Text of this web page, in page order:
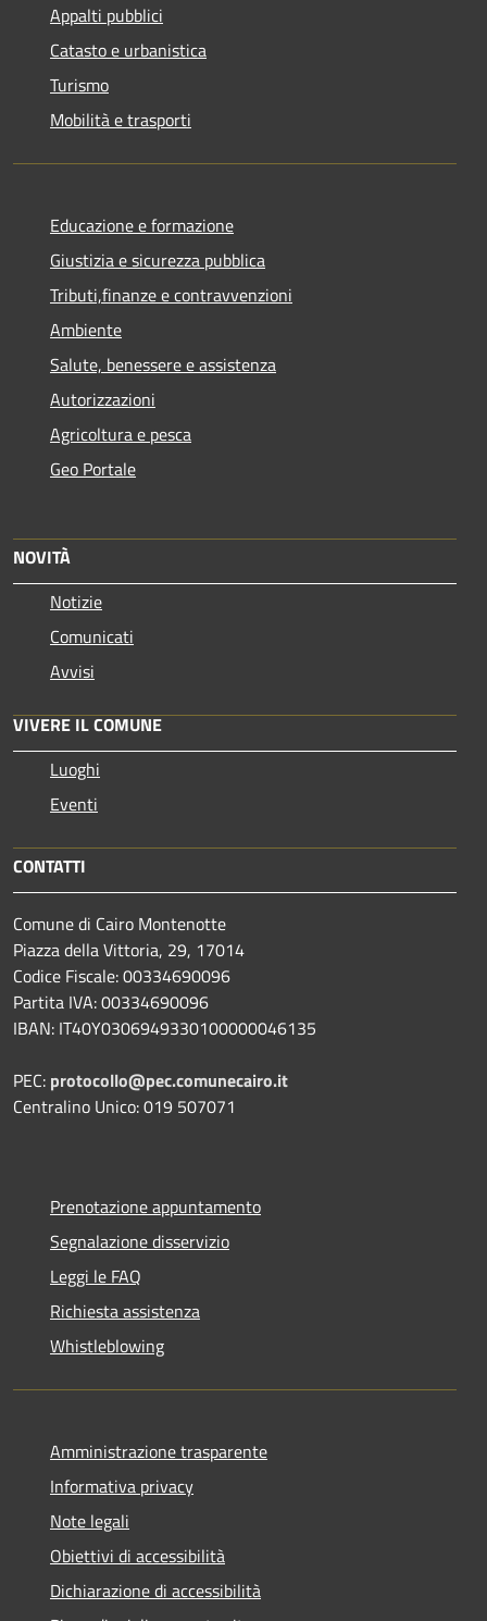
Appalti pubblici
Catasto e urbanistica
Turismo
Mobilità e trasporti
Educazione e formazione
Giustizia e sicurezza pubblica
Tributi,finanze e contravvenzioni
Ambiente
Salute, benessere e assistenza
Autorizzazioni
Agricoltura e pesca
Geo Portale
NOVITÀ
Notizie
Comunicati
Avvisi
VIVERE IL COMUNE
Luoghi
Eventi
CONTATTI
Comune di Cairo Montenotte
Piazza della Vittoria, 29, 17014
Codice Fiscale: 00334690096
Partita IVA: 00334690096
IBAN: IT40Y0306949330100000046135
PEC: protocollo@pec.comunecairo.it
Centralino Unico: 019 507071
Prenotazione appuntamento
Segnalazione disservizio
Leggi le FAQ
Richiesta assistenza
Whistleblowing
Amministrazione trasparente
Informativa privacy
Note legali
Obiettivi di accessibilità
Dichiarazione di accessibilità